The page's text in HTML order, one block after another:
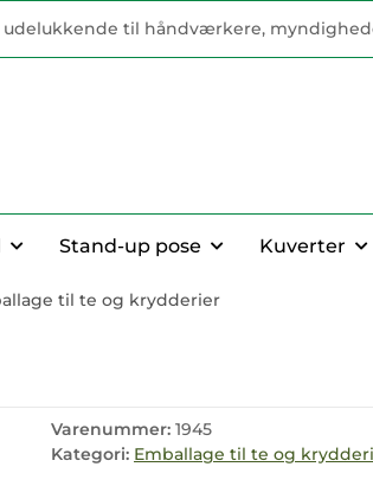
til håndværkere,
Stand-up pose Kuverter
til te og krydderier
Varenummer: 1945
Kategori: Emballage til te og